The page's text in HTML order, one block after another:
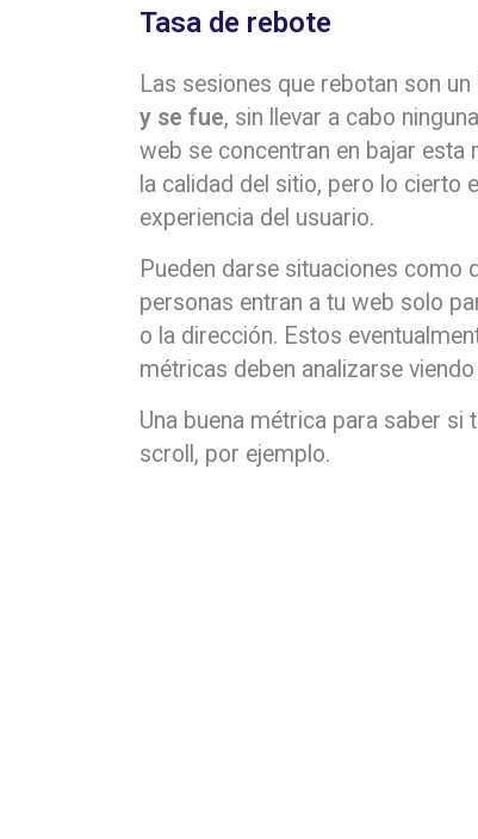
Tasa de rebote
Las sesiones que rebotan son
y se fue, sin llevar a cabo
web se concentran en bajar esta
la calidad del sitio, pero lo
experiencia del usuario.
Pueden darse situaciones como
personas entran a tu web solo
o la dirección. Estos
métricas deben analizarse
Una buena métrica para saber si
scroll, por ejemplo.